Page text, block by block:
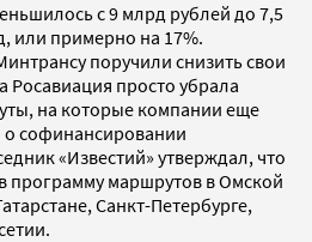
с 9 млрд рублей до 7,5
или примерно на 17%.
поручили снизить свои
Росавиация просто убрала
на которые компании еще
софинансировании
«Известий» утверждал, что
программу маршрутов в Омской
Санкт-Петербурге,